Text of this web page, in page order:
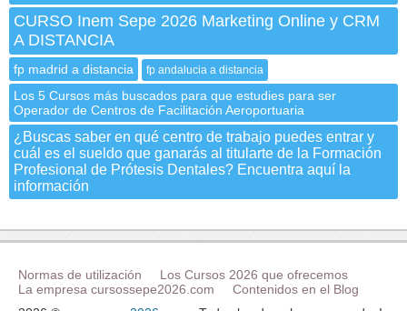
CURSO Inem Sepe 2026 Marketing Online y CRM
A DISTANCIA
fp madrid a distancia fp andalucia a distancia
Los 5 Cursos más buscados para que estudies para ser
Operador de Centros de Facilitación Aeroportuaria
¿Buscas saber en qué centro de trabajo puedes entrar y
cuál es el sueldo que ganarás al titularte de la Formación
Profesional de Prótesis Dentales? Encuentra aquí la
información
Normas de utilización
Los Cursos 2026 que ofrecemos
La empresa cursossepe2026.com
Contenidos en el Blog